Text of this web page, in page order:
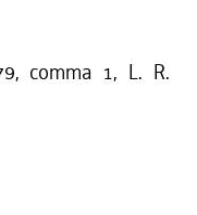
comma 1, L. R.